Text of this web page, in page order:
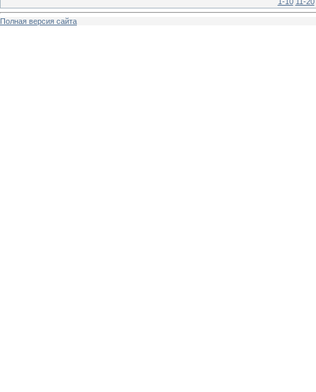
Полная версия сайта